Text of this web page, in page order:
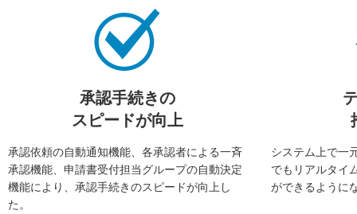
承認手続きの
スピードが向上
承認依頼の自動通知機能、各承認者による一斉
承認機能、申請書受付担当グループの自動決定
機能により、承認手続きのスピードが向上し
た。
システム上で一
でもリアルタイ
ができるように